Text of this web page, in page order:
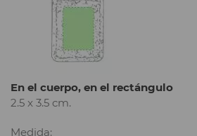
En el cuerpo, en el rectángulo
2.5 x 3.5 cm.
Medida: